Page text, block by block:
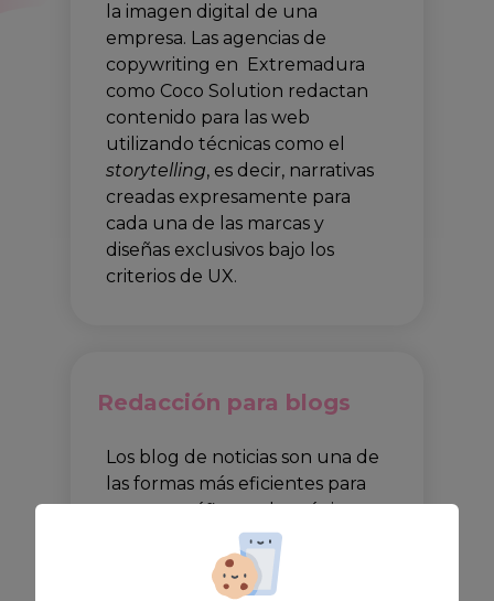
la imagen digital de una
empresa. Las agencias de
copywriting en Extremadura
como Coco Solution redactan
contenido para las web
utilizando técnicas como el
storytelling, es decir, narrativas
creadas expresamente para
cada una de las marcas y
diseñas exclusivos bajo los
criterios de UX.
Redacción para blogs
Los blog de noticias son una de
las formas más eficientes para
generar tráfico en las páginas
web con el fin de dar a conocer
los productos y servicios.
Confiar la redacción de este